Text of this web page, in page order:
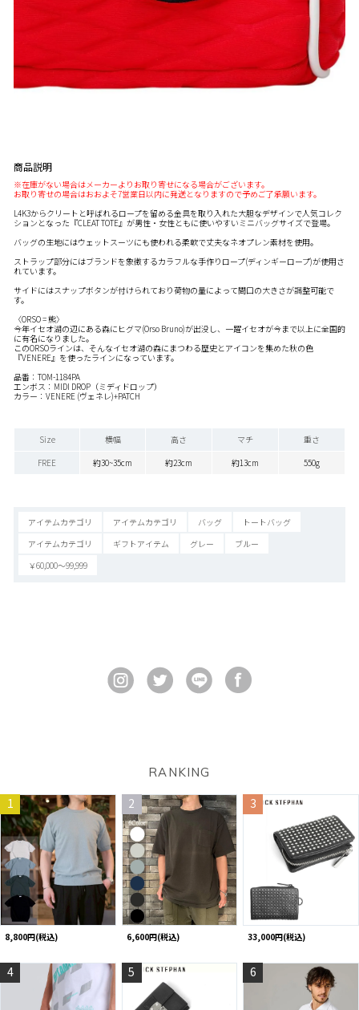
商品説明
※在庫がない場合はメーカーよりお取り寄せになる場合がございます。
お取り寄せの場合はおおよそ7営業日以内に発送となりますので予めご了承願います。
L4K3からクリートと呼ばれるロープを留める金具を取り入れた大胆なデザインで人気コレク
ションとなった『CLEAT TOTE』が男性・女性ともに使いやすいミニバッグサイズで登場。
バッグの生地にはウェットスーツにも使われる柔軟で丈夫なネオプレン素材を使用。
ストラップ部分にはブランドを象徴するカラフルな手作りロープ(ディンギーロープ)が使用さ
れています。
サイドにはスナップボタンが付けられており荷物の量によって間口の大きさが調整可能で
す。
〈ORSO = 熊〉
今年イセオ湖の辺にある森にヒグマ(Orso Bruno)が出没し、一躍イセオが今まで以上に全国的
に有名になりました。
このORSOラインは、そんなイセオ湖の森にまつわる歴史とアイコンを集めた秋の色
『VENERE』を使ったラインになっています。
品番：TOM-1184PA
エンボス：MIDI DROP（ミディドロップ）
カラー：VENERE (ヴェネレ)+PATCH
Size 横幅 高さ マチ
重さ
FREE
約30~35cm 約23cm 約13cm 550g
アイテムカテゴリ アイテムカテゴリ バッグ
トートバッグ
アイテムカテゴリ
ギフトアイテム グレー
ブルー
￥60,000～99,999
RANKING
1
8,800円(税込)
2
6,600円(税込)
3
33,000円(税込)
4 5 6